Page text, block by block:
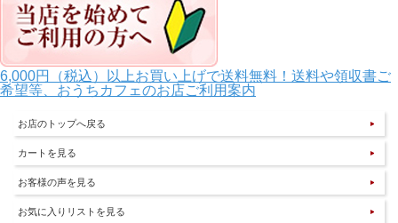
6,000円（税込）以上お買い上げで送料無料！送料や領収書ご
希望等、おうちカフェのお店ご利用案内
お店のトップへ戻る
カートを見る
お客様の声を見る
お気に入りリストを見る